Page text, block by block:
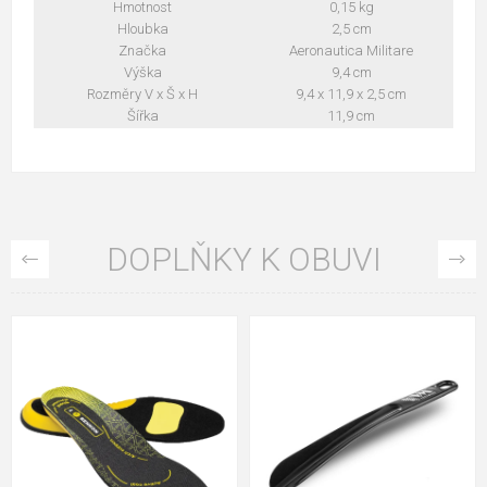
Hmotnost
0,15 kg
Hloubka
2,5 cm
Značka
Aeronautica Militare
Výška
9,4 cm
Rozměry V x Š x H
9,4 x 11,9 x 2,5 cm
Šířka
11,9 cm
DOPLŇKY K OBUVI